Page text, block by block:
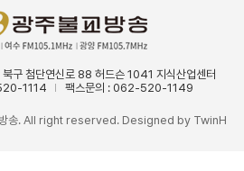
구 첨단연신로 88 허드슨 1041 지식산업센터
1114 팩스문의 : 062-520-1149
송. All right reserved. Designed by TwinH